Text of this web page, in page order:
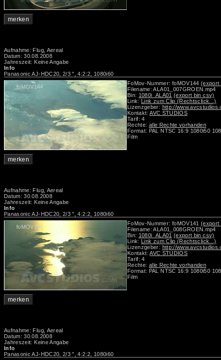
merken
Aufnahme: Flug, Aereal
Datum: 30.08.2008
Jahreszeit: Keine Angabe
Info
Panasonic AJ-HDC20, 2/3 ", 4:2:2, 1080i60
foMOV144
merken
FoMov-Nummer: foMOV144(export
Filename: ALA01_007GROEN.mp4
Bin: 1080i_ALA01 (export bin csv)
Link: Link zum Clip (Rechtsclick...)
Lizenzgeber: http://
Kontakt:AVC STUDIOS
Tarif: 4
Rechte: alle Rechte vorhanden
Format: PAL NTSC 16:9 1080i50
Film
Aufnahme: Flug, Aereal
Datum: 30.08.2008
Jahreszeit: Keine Angabe
Info
Panasonic AJ-HDC20, 2/3 ", 4:2:2, 1080i60
foMOV141
merken
FoMov-Nummer: foMOV141(export
Filename: ALA01_008GROEN.mp4
Bin: 1080i_ALA01 (export bin csv)
Link: Link zum Clip (Rechtsclick...)
Lizenzgeber: http://
Kontakt:AVC STUDIOS
Tarif: 4
Rechte: alle Rechte vorhanden
Format: PAL NTSC 16:9 1080i50
Film
Aufnahme: Flug, Aereal
Datum: 30.08.2008
Jahreszeit: Keine Angabe
Info
Panasonic AJ-HDC20, 2/3 ", 4:2:2, 1080i60